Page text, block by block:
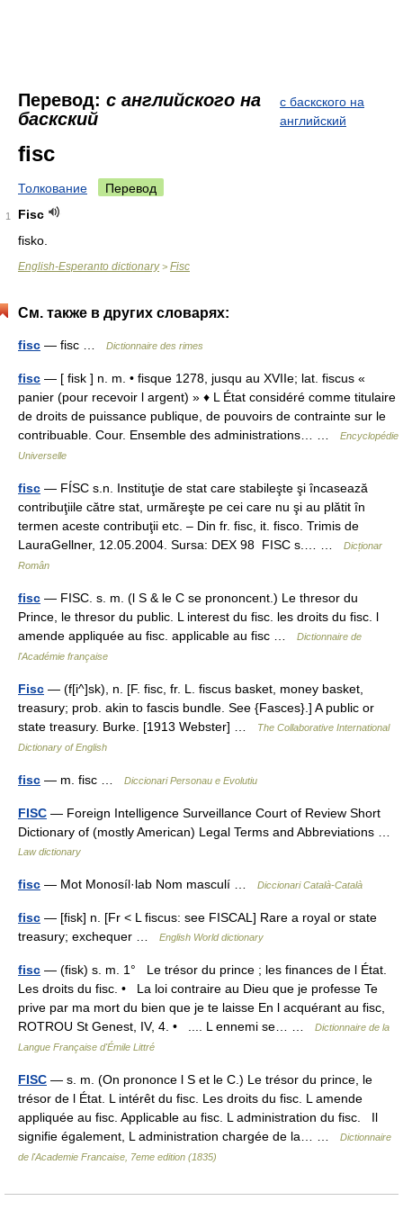
Перевод: с английского на
баскский
с баскского на
английский
fisc
Толкование Перевод
1
Fisc
fisko.
English-Esperanto dictionary> Fisc
См. также в других словарях:
fisc — fisc … Dictionnaire des rimes
fisc — [ fisk ] n. m. • fisque 1278, jusqu au XVIIe; lat. fiscus «
panier (pour recevoir l argent) » ♦ L État considéré comme titulaire
de droits de puissance publique, de pouvoirs de contrainte sur le
contribuable. Cour. Ensemble des administrations… …
Encyclopédie
Universelle
fisc — FÍSC s.n. Instituţie de stat care stabileşte şi încasează
contribuţiile către stat, urmăreşte pe cei care nu şi au plătit în
termen aceste contribuţii etc. – Din fr. fisc, it. fisco. Trimis de
LauraGellner, 12.05.2004. Sursa: DEX 98 FISC s.… …
Dicționar
Român
fisc — FISC. s. m. (l S & le C se prononcent.) Le thresor du
Prince, le thresor du public. L interest du fisc. les droits du fisc. l
amende appliquée au fisc. applicable au fisc …
Dictionnaire de
l'Académie française
Fisc — (f[i^]sk), n. [F. fisc, fr. L. fiscus basket, money basket,
treasury; prob. akin to fascis bundle. See {Fasces}.] A public or
state treasury. Burke. [1913 Webster] …
The Collaborative International
Dictionary of English
fisc — m. fisc … Diccionari Personau e Evolutiu
FISC — Foreign Intelligence Surveillance Court of Review Short
Dictionary of (mostly American) Legal Terms and Abbreviations …
Law dictionary
fisc — Mot Monosíl·lab Nom masculí … Diccionari Català-Català
fisc — [fisk] n. [Fr < L fiscus: see FISCAL] Rare a royal or state
treasury; exchequer …
English World dictionary
fisc — (fisk) s. m. 1° Le trésor du prince ; les finances de l État.
Les droits du fisc. • La loi contraire au Dieu que je professe Te
prive par ma mort du bien que je te laisse En l acquérant au fisc,
ROTROU St Genest, IV, 4. • .... L ennemi se… …
Dictionnaire de la
Langue Française d'Émile Littré
FISC — s. m. (On prononce l S et le C.) Le trésor du prince, le
trésor de l État. L intérêt du fisc. Les droits du fisc. L amende
appliquée au fisc. Applicable au fisc. L administration du fisc. Il
signifie également, L administration chargée de la… …
Dictionnaire
de l'Academie Francaise, 7eme edition (1835)